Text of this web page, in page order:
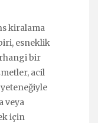
kiralama
esneklik
bir
acil
veya
için